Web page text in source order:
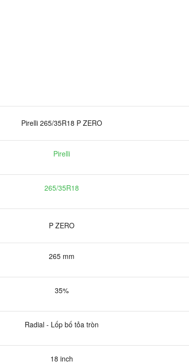
Pirelli 265/35R18 P ZERO
Pirelli
265/35R18
P ZERO
265 mm
35%
Radial - Lốp bố tỏa tròn
18 inch